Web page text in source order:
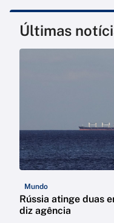
Últimas
Mundo
Rússia atinge duas
diz agência